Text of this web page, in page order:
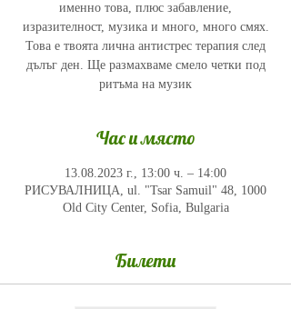
именно това, плюс забавление,
изразителност, музика и много, много смях.
Това е твоята лична антистрес терапия след
дълъг ден. Ще размахваме смело четки под
ритъма на музик
Час и място
13.08.2023 г., 13:00 ч. – 14:00
РИСУВАЛНИЦА, ul. "Tsar Samuil" 48, 1000
Old City Center, Sofia, Bulgaria
Билети